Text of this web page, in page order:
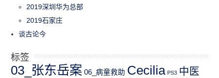
2019深圳华为总部
2019石家庄
谈古论今
标签
03_张东岳案 06_病童救助 Cecilia PS3 中医